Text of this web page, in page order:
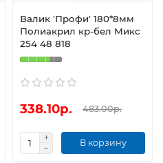
Валик 'Профи' 180*8мм
Полиакрил кр-бел Микс
254 48 818
338.10р. 483.00р.
В корзину